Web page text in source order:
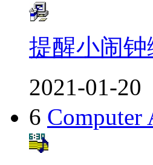
提醒小闹
2021-01-20
6